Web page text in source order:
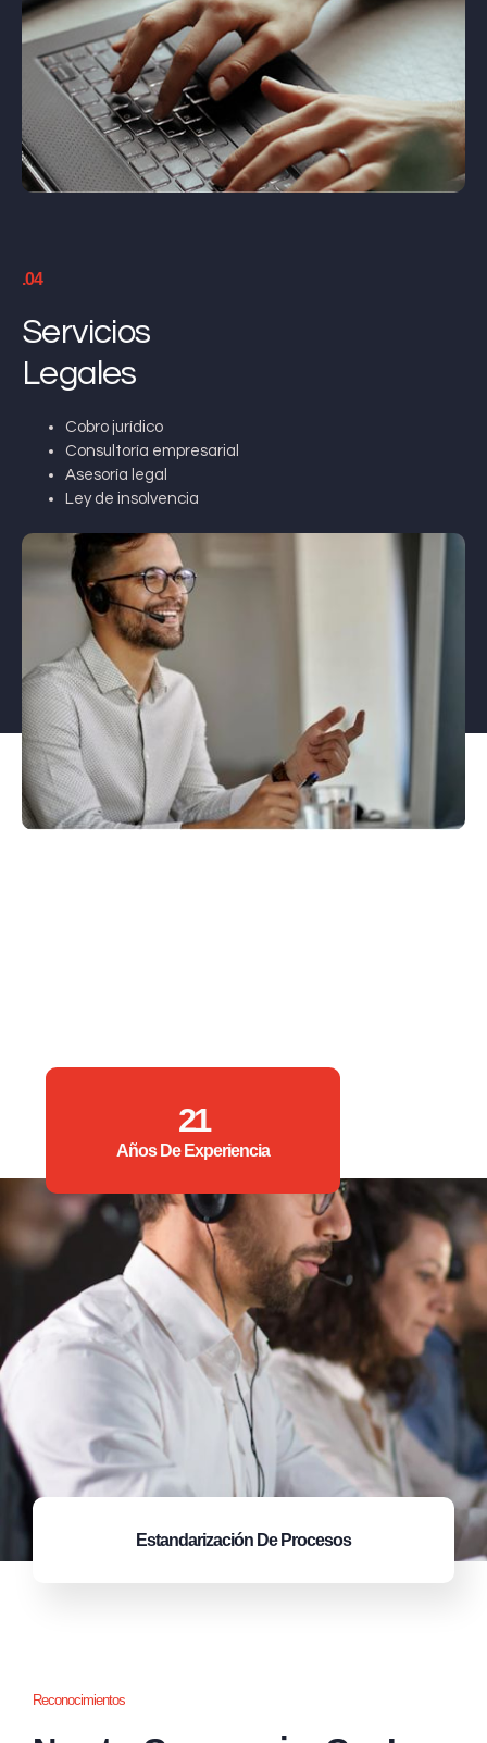
.04
Servicios
Legales
Cobro jurídico
Consultoría empresarial
Asesoría legal
Ley de insolvencia
21
Años De Experiencia
Estandarización De Procesos
Reconocimientos